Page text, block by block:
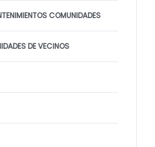
COMUNIDADES
DE VECINOS